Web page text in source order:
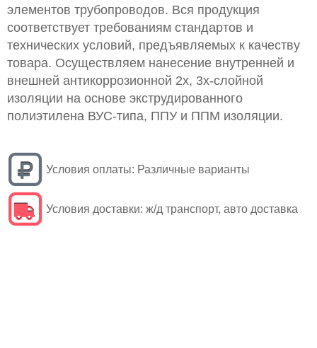
элементов трубопроводов. Вся продукция
соответствует требованиям стандартов и
технических условий, предъявляемых к качеству
товара. Осуществляем нанесение внутренней и
внешней антикоррозионной 2х, 3х-слойной
изоляции на основе экструдированного
полиэтилена ВУС-типа, ППУ и ППМ изоляции.
Условия оплаты: Различные варианты
Условия доставки: ж/д транспорт, авто доставка